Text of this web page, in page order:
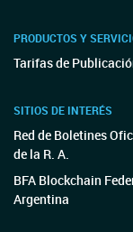
PRODUCTOS Y
Tarifas de
SITIOS DE INTERÉS
Red de Boletines
de la R. A.
BFA Blockchain
Argentina